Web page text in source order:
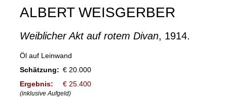
ALBERT WEISGERBER
Weiblicher Akt auf rotem Divan, 1914.
Öl auf Leinwand
Schätzung: € 20.000
Ergebnis:
€ 25.400
(inklusive Aufgeld)